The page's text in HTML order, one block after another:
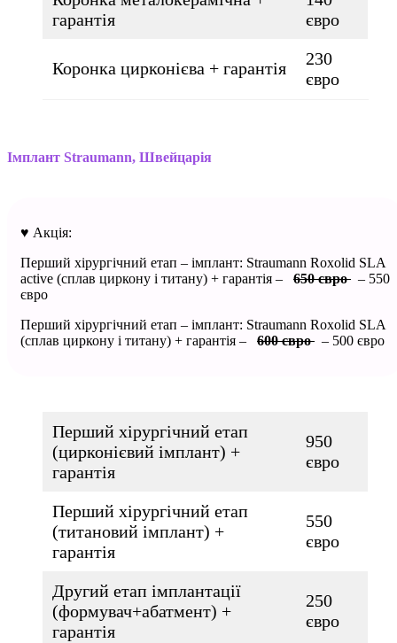
гарантія
євро
Коронка цирконієва + гарантія
230
євро
Імплант Straumann, Швейцарія
♥️ Акція:
Перший хірургічний етап – імплант: Straumann Roxolid SLA
active (сплав циркону і титану) + гарантія – 650 євро – 550
євро
Перший хірургічний етап – імплант: Straumann Roxolid SLA
(сплав циркону і титану) + гарантія – 600 євро – 500 євро
Перший хірургічний етап
(цирконієвий імплант) +
гарантія
950
євро
Перший хірургічний етап
(титановий імплант) +
гарантія
550
євро
Другий етап імплантації
(формувач+абатмент) +
гарантія
250
євро